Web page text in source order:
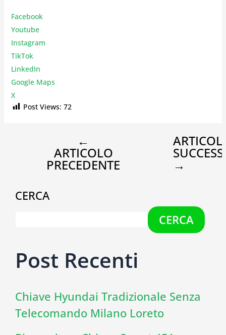
Facebook
Youtube
Instagram
TikTok
LinkedIn
Google Maps
X
Post Views: 72
←
ARTICOLO
PRECEDENTE →
CERCA
CERCA
Post Recenti
Chiave Hyundai Tradizionale Senza
Telecomando Milano Loreto